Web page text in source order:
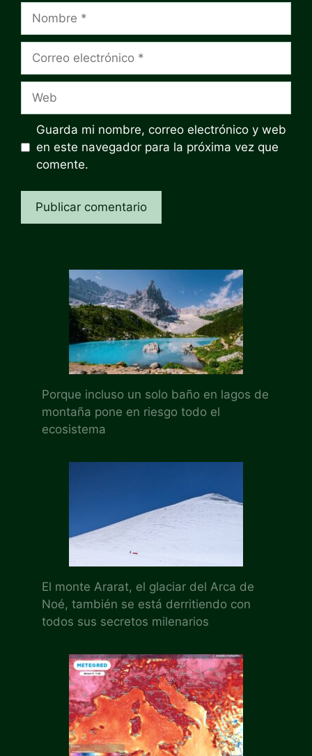
electrónico
Guarda mi nombre, correo electrónico y web
en este navegador para la próxima vez que
comente.
Porque incluso un solo baño en lagos de
montaña pone en riesgo todo el
ecosistema
El monte Ararat, el glaciar del Arca de
Noé, también se está derritiendo con
todos sus secretos milenarios